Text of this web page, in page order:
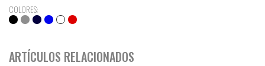
COLORES:
ARTÍCULOS RELACIONADOS